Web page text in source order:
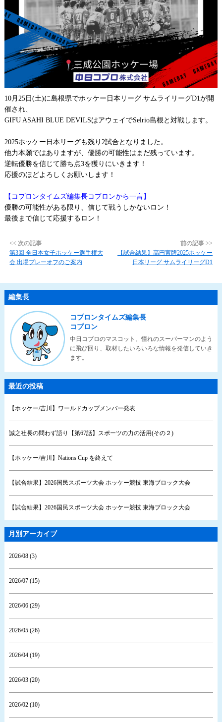
10月25日(土)に島根県でホッケー日本リーグ サムライリーグD1が開
催され、
GIFU ASAHI BLUE DEVILSはアウェイでSelrio島根と対戦します。
2025ホッケー日本リーグも残り2試合となりました。
他力本願ではありますが、優勝の可能性はまだ残っています。
逆転優勝を信じて勝ち点3を獲りにいきます！
応援のほどよろしくお願いします！
【コプロンタイムズ編集長コプロンから一言】
優勝の可能性がある限り、信じて戦うしかないロン！
最後まで信じて応援するロン！
<< 次の記事
第3回 全日本女子ホッケー選手権大
会 出場プレーオフのご案内
前の記事 >>
【試合結果】高円宮牌2025ホッケー
日本リーグ サムライリーグD1
編集長
コプロンタイムズ編集長
コプロン
中日コプロのマスコット。憧れのスーパーマンのよう
に飛び回り、取材したいろいろな情報を発信していき
ます。
最近の投稿
【ホッケー/吉川】ワールドカップメンバー発表
誠之社長の問わず語り【第67話】スポーツの力の活用(その２)
【ホッケー/吉川】Nations Cup を終えて
【試合結果】2026国民スポーツ大会 ホッケー競技 東海ブロック大会
【試合結果】2026国民スポーツ大会 ホッケー競技 東海ブロック大会
月別アーカイブ
2026/08 (3)
2026/07 (15)
2026/06 (29)
2026/05 (26)
2026/04 (19)
2026/03 (20)
2026/02 (10)